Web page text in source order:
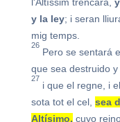
y la ley; i seran
mig temps.
26
Pero se sentará
que sea destruido
27
i que el regne, i
sota tot el cel, sea
Altísimo, cuyo